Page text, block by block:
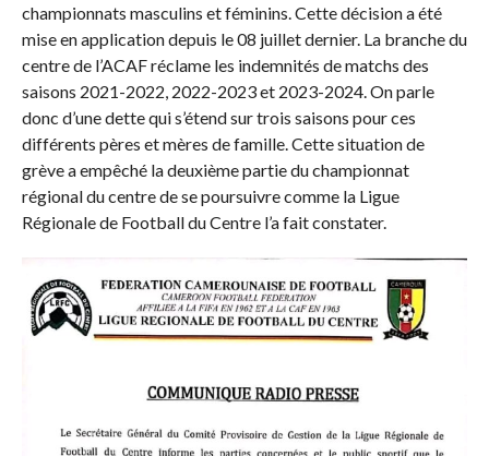
championnats masculins et féminins. Cette décision a été
mise en application depuis le 08 juillet dernier. La branche du
centre de l’ACAF réclame les indemnités de matchs des
saisons 2021-2022, 2022-2023 et 2023-2024. On parle
donc d’une dette qui s’étend sur trois saisons pour ces
différents pères et mères de famille. Cette situation de
grève a empêché la deuxième partie du championnat
régional du centre de se poursuivre comme la Ligue
Régionale de Football du Centre l’a fait constater.